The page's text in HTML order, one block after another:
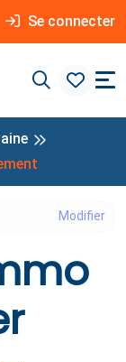
Se connecter